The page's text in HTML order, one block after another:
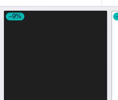
–9%